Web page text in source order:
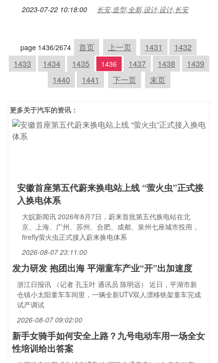
2023-07-22 10:18:00 长安,造型,全新,设计,设计,长安
page 1436/2674 首页 上一页 1431
1432
1433
1434 1435 1436 1437 1438
1439
1440
1441 下一页 末页
更多关于汽车的资讯：
安徽首座第五代蔚来换电站上线 “萤火虫”正式接
入换电体系
大皖新闻讯 2026年8月7日，蔚来首批第五代换电站在北
京、上海、广州、苏州、合肥、成都、泉州七座城市投用，
firefly萤火虫正式接入蔚来换电体系
2026-08-07 23:11:00
发力研发 抱团出海 平湖童车产业“开”出加速度
浙江日报讯 （记者 孔玉叶 通讯员 陈明远） 近日，平湖市新
仓镇小太阳童车车间里，一辆全新UTV双人漂移铁架童车完成
试产调试
2026-08-07 09:02:00
新手女骑手如何安全上路？九号电动车用一场全女
性培训给出答案